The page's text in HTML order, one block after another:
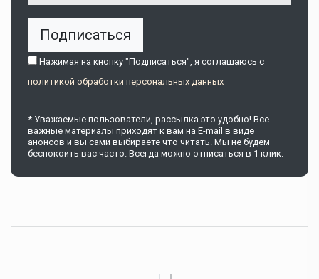
Подписаться
Нажимая на кнопку "Подписаться", я соглашаюсь c
политикой обработки персональных данных
* Уважаемые пользователи, рассылка это удобно! Все
важные материалы приходят к вам на E-mail в виде
анонсов и вы сами выбираете что читать. Мы не будем
беспокоить вас часто. Всегда можно отписаться в 1 клик.